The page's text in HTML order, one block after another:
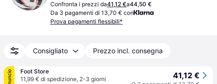
Confronta i prezzi da41,12 €a44,50 €
Da 3 pagamenti di 13,70 € con
Prova pagamenti flessibili*
Consigliato Prezzo incl. consegna
annuncio
Foot Store
11,99 € di spedizione, 2-3 giorni 41,12 €